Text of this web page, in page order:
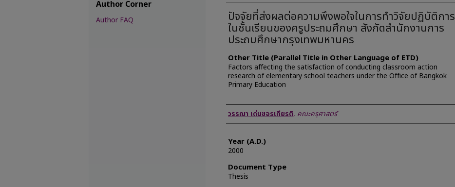
ปัจจัยที่ส่งผลต่อความพึงพอใจในการทำวิจัยปฏิบัติการ
ในชั้นเรียนของครูประถมศึกษา สังกัดสำนักงานการ
ประถมศึกษากรุงเทพมหานคร
Other Title (Parallel Title in Other Language of ETD)
Factors affecting the satisfaction of conducting classroom action
research of elementary school teachers under the Office of Bangkok
Primary Education
Author
วรรณา เด่นขจรเกียรติ, คณะครุศาสตร์
Year (A.D.)
2000
Document Type
Thesis
Author Corner
Author FAQ